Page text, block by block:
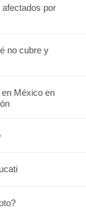
por
no cubre y
México en